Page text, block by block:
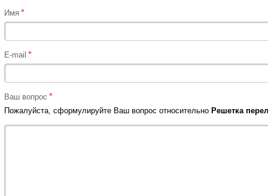
Имя *
E-mail *
Ваш вопрос *
Пожалуйста, сформулируйте Ваш вопрос относительно Решетка